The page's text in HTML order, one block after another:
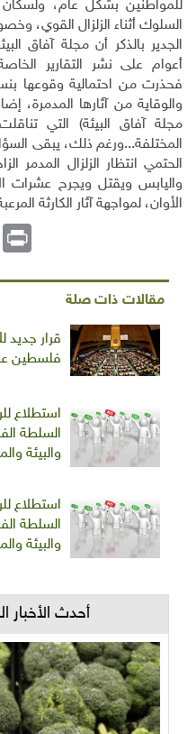
للمواطنين بشكل عام،
السلوك أثناء الزلزال القوي،
الجدير بالذكر أن مجلة آفاق
أعوام على نشر التقارير
فحذرت من احتمالية وقوعها
والوقاية من آثارها المدمرة،
مجلة آفاق البيئة) التي
المختلفة...ورغم ذلك، يبقى
الحتمي انتظار الزلزال المدمر
واليابس ويقتل ويجرح عشرات
الأوان، لمواجهة آثار الكارثة
Print
مقالات ذات صلة
قرار جديد
فلسطين
استطلاع
السلطة
والبيئة
استطلاع
السلطة
والبيئة
أحدث الأخبار